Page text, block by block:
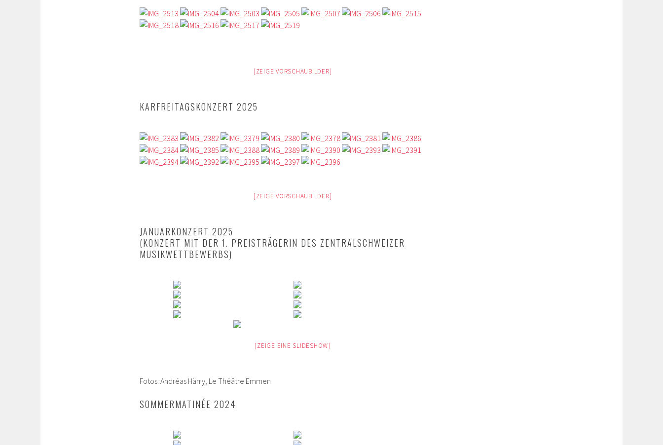
[ZEIGE VORSCHAUBILDER]
KARFREITAGSKONZERT 2025
[ZEIGE VORSCHAUBILDER]
JANUARKONZERT 2025
(KONZERT MIT DER 1. PREISTRÄGERIN DES ZENTRALSCHWEIZER
MUSIKWETTBEWERBS)
[ZEIGE EINE SLIDESHOW]
Fotos: Andréas Härry, Le Théâtre Emmen
SOMMERMATINÉE 2024